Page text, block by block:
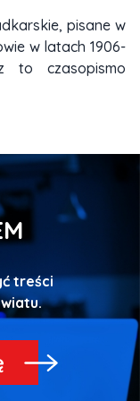
pisane w
w latach 1906-
to czasopismo
treści
dotyczące naszego powiatu.